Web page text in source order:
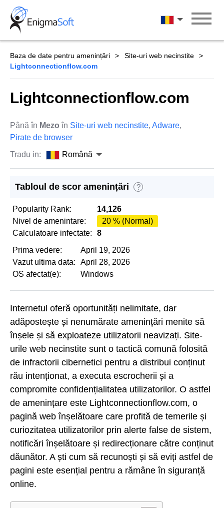
Skip
content
Română
Baza de date pentru amenințări
Site-uri web necinstite
Lightconnectionflow.com
Lightconnectionflow.com
Până în Mezo în Site-uri web necinstite, Adware,
Pirate de browser
Tradu in:
Română
Tabloul de scor amenințări ?
Popularity Rank:
14,126
Nivel de amenintare:
20 % (Normal)
Calculatoare infectate:
8
Prima vedere:
April 19, 2026
Vazut ultima data:
April 28, 2026
OS afectat(e):
Windows
Internetul oferă oportunități nelimitate, dar
adăpostește și nenumărate amenințări menite să
înșele și să exploateze utilizatorii neavizați. Site-
urile web necinstite sunt o tactică comună folosită
de infractorii cibernetici pentru a distribui conținut
rău intenționat, a executa escrocherii și a
compromite confidențialitatea utilizatorilor. O astfel
de amenințare este Lightconnectionflow.com, o
pagină web înșelătoare care profită de temerile și
curiozitatea utilizatorilor prin alerte false de sistem,
notificări înșelătoare și redirecționare către conținut
dăunător. A ști cum să recunoști și să eviți astfel de
pagini este esențial pentru a rămâne în siguranță
online.